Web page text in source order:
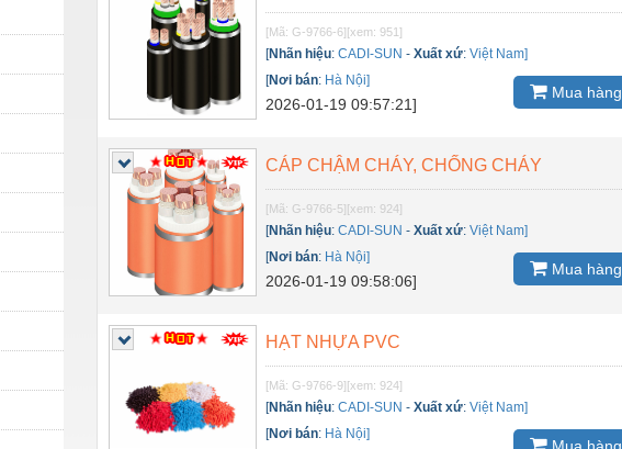
[Mã: G-9766-6] [xem: 951]
[Nhãn hiệu:CADI-SUN -Xuất xứ:Việt Nam]
[Nơi bán: Hà Nội]
2026-01-19 09:57:21]
Mua hàng
CÁP CHẬM CHÁY, CHỐNG CHÁY
[Mã: G-9766-5] [xem: 924]
[Nhãn hiệu:CADI-SUN -Xuất xứ:Việt Nam]
[Nơi bán: Hà Nội]
2026-01-19 09:58:06]
Mua hàng
HẠT NHỰA PVC
[Mã: G-9766-9] [xem: 924]
[Nhãn hiệu:CADI-SUN -Xuất xứ:Việt Nam]
[Nơi bán: Hà Nội]